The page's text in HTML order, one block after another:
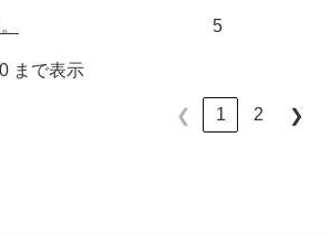
5
まで表示
❮ 1 2 ❯